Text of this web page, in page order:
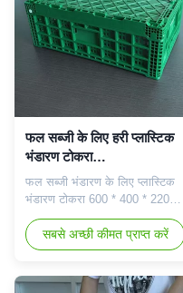
फल सब्जी के लिए हरी प्लास्टिक
भंडारण टोकरा
600x400x220cm
फल सब्जी भंडारण के लिए प्लास्टिक
भंडारण टोकरा 600 * 400 * 220
सेमी पोर्टेबल बंधनेवाला घर खरीदारी
भंडारण फल प्लास्टिक टोकरा होल
हैंडल के साथ उत्पाद वर्णन: यदि आपके
सब्जी और फलों की दुकान आदि है, तो
सबसे अच्छी कीमत प्राप्त करें